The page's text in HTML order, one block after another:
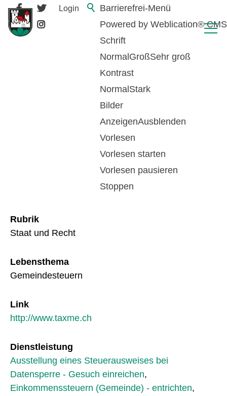
Barrierefrei-Menü
Powered by Weblication® CMS
Schrift
Normal GroßSehr groß
Kontrast
Normal Stark
Bilder
AnzeigenAusblenden
Vorlesen
Vorlesen starten
Vorlesen pausieren
Stoppen
Login
Gemeindesteuern
Rubrik
Staat und Recht
Lebensthema
Gemeindesteuern
Link
http://www.taxme.ch
Dienstleistung
Ausstellung eines Steuerausweises bei
Datensperre - Gesuch einreichen,
Einkommenssteuern (Gemeinde) - entrichten,